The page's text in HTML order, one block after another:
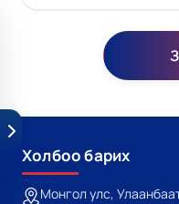
Холбоо барих
Монгол улс,